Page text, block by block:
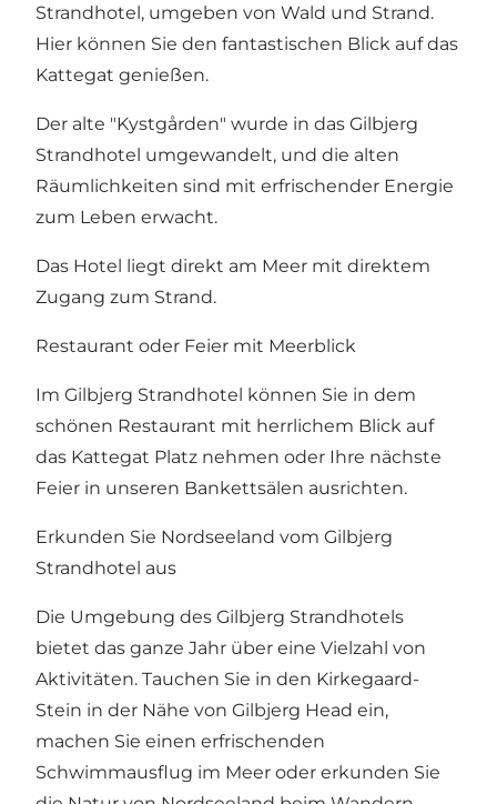
Strandhotel , umgeben von Wald und Strand.
Hier können Sie den fantastischen Blick auf das
Kattegat genießen.
Der alte "Kystgården" wurde in das Gilbjerg
Strandhotel umgewandelt, und die alten
Räumlichkeiten sind mit erfrischender Energie
zum Leben erwacht.
Das Hotel liegt direkt am Meer mit direktem
Zugang zum Strand.
Restaurant oder Feier mit Meerblick
Im Gilbjerg Strandhotel können Sie in dem
schönen Restaurant mit herrlichem Blick auf
das Kattegat Platz nehmen oder Ihre nächste
Feier in unseren Bankettsälen ausrichten.
Erkunden Sie Nordseeland vom Gilbjerg
Strandhotel aus
Die Umgebung des Gilbjerg Strandhotels
bietet das ganze Jahr über eine Vielzahl von
Aktivitäten. Tauchen Sie in den Kirkegaard-
Stein in der Nähe von Gilbjerg Head ein,
machen Sie einen erfrischenden
Schwimmausflug im Meer oder erkunden Sie